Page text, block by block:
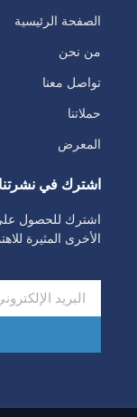
الصفحة الرئيسية​
من نحن
تواصل معنا
حملاتنا
المعرض
اشترك في نشرتنا
اشترك للحصول على
الأخرى المثيرة